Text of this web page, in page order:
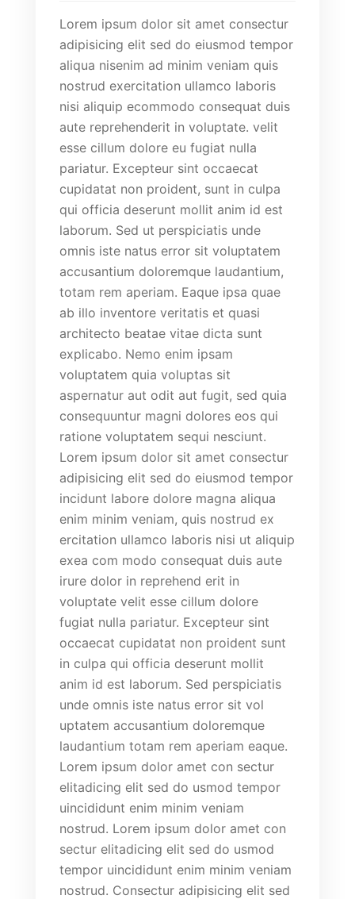
Lorem ipsum dolor sit amet consectur
adipisicing elit sed do eiusmod tempor
aliqua nisenim ad minim veniam quis
nostrud exercitation ullamco laboris
nisi aliquip ecommodo consequat duis
aute reprehenderit in voluptate. velit
esse cillum dolore eu fugiat nulla
pariatur. Excepteur sint occaecat
cupidatat non proident, sunt in culpa
qui officia deserunt mollit anim id est
laborum. Sed ut perspiciatis unde
omnis iste natus error sit voluptatem
accusantium doloremque laudantium,
totam rem aperiam. Eaque ipsa quae
ab illo inventore veritatis et quasi
architecto beatae vitae dicta sunt
explicabo. Nemo enim ipsam
voluptatem quia voluptas sit
aspernatur aut odit aut fugit, sed quia
consequuntur magni dolores eos qui
ratione voluptatem sequi nesciunt.
Lorem ipsum dolor sit amet consectur
adipisicing elit sed do eiusmod tempor
incidunt labore dolore magna aliqua
enim minim veniam, quis nostrud ex
ercitation ullamco laboris nisi ut aliquip
exea com modo consequat duis aute
irure dolor in reprehend erit in
voluptate velit esse cillum dolore
fugiat nulla pariatur. Excepteur sint
occaecat cupidatat non proident sunt
in culpa qui officia deserunt mollit
anim id est laborum. Sed perspiciatis
unde omnis iste natus error sit vol
uptatem accusantium doloremque
laudantium totam rem aperiam eaque.
Lorem ipsum dolor amet con sectur
elitadicing elit sed do usmod tempor
uincididunt enim minim veniam
nostrud. Lorem ipsum dolor amet con
sectur elitadicing elit sed do usmod
tempor uincididunt enim minim veniam
nostrud. Consectur adipisicing elit sed